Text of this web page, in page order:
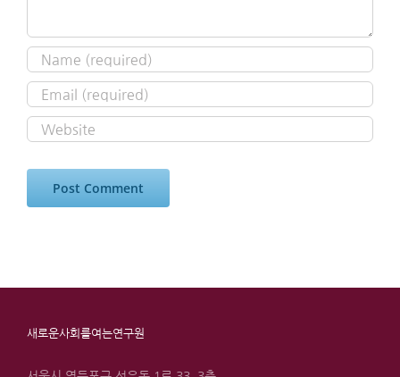
새로운사회를여는연구원